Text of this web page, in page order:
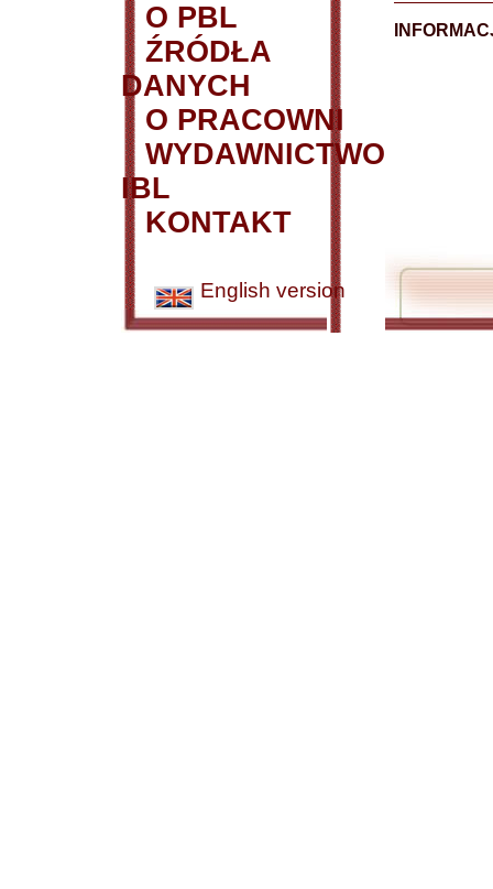
O PBL
ŹRÓDŁA
DANYCH
O PRACOWNI
WYDAWNICTWO
IBL
KONTAKT
English version